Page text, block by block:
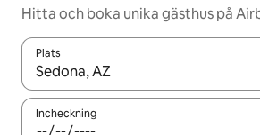
Hitta och boka unika gästhus på
Plats
När resultaten är tillgängliga kan du
Incheckning